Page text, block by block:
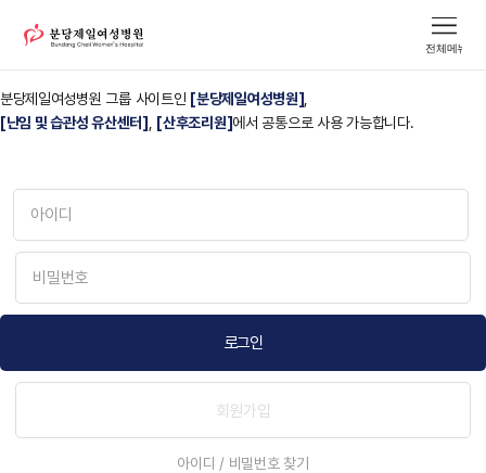
안녕하세요.
분당제일여성병원입니다.
분당제일여성병원 그룹 사이트인 [분당제일여성병원]
[난임 및 습관성 유산센터]
[산후조리원]에서 공통으로 사용 가능합니다.
로그인
회원가입
아이디 / 비밀번호 찾기